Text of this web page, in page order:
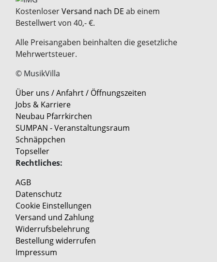
KostenloserVersand nach DE ab einem
Bestellwert von 40,- €.
Alle Preisangaben beinhalten die gesetzliche
Mehrwertsteuer.
© MusikVilla
Über uns / Anfahrt / Öffnungszeiten
Jobs & Karriere
Neubau Pfarrkirchen
SUMPAN - Veranstaltungsraum
Schnäppchen
Topseller
Rechtliches:
AGB
Datenschutz
Cookie Einstellungen
Versand und Zahlung
Widerrufsbelehrung
Bestellung widerrufen
Impressum